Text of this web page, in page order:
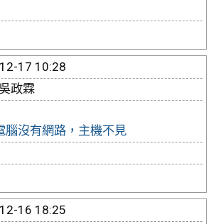
17 10:28
政霖
腦沒有網路，主機不見
16 18:25